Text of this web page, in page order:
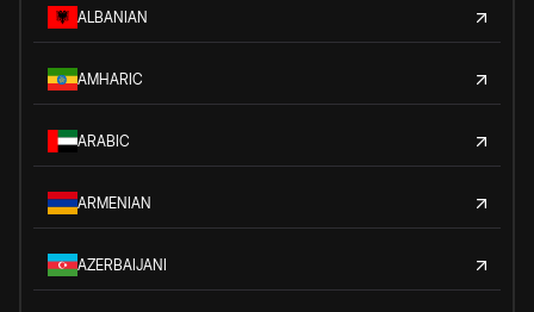
ALBANIAN
AMHARIC
ARABIC
ARMENIAN
AZERBAIJANI